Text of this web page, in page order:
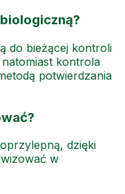
do bieżącej kontroli
kontrola
potwierdzania
dzięki
w